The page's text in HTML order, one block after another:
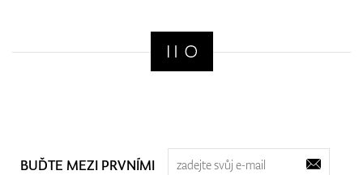
BUĎTE MEZI PRVNÍMI